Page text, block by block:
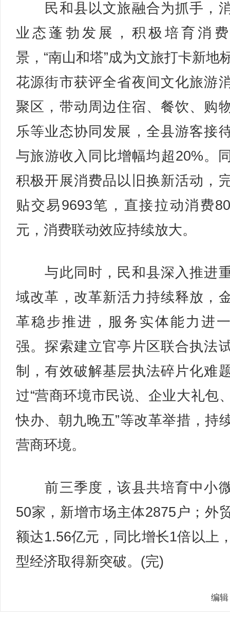
民和县以文旅融合为抓手，
业态蓬勃发展，积极培育消
景，“南山和塔”成为文旅打卡新地
花源街市获评全省夜间文化旅游
聚区，带动周边住宿、餐饮、购
乐等业态协同发展，全县游客接
与旅游收入同比增幅均超20%。
积极开展消费品以旧换新活动，
贴交易9693笔，直接拉动消费
元，消费联动效应持续放大。
与此同时，民和县深入推进
域改革，改革新活力持续释放，
革稳步推进，服务实体能力进
强。探索建立官亭片区联合执法
制，有效破解基层执法碎片化难
过“营商环境市民说、企业大礼包
快办、朝九晚五”等改革举措，持
营商环境。
前三季度，该县共培育中小
50家，新增市场主体2875户；外
额达1.56亿元，同比增长1倍以上
型经济取得新突破。(完)
编